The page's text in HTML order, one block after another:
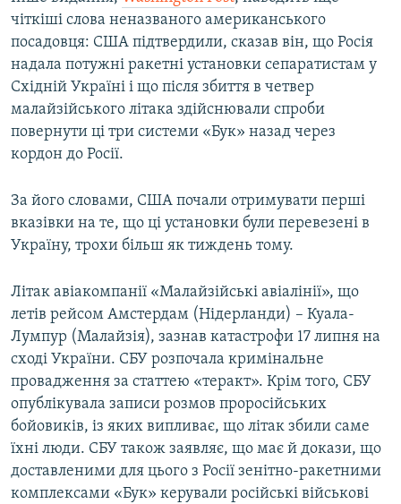
чіткіші слова неназваного американського
посадовця: США підтвердили, сказав він, що Росія
надала потужні ракетні установки сепаратистам у
Східній Україні і що після збиття в четвер
малайзійського літака здійснювали спроби
повернути ці три системи «Бук» назад через
кордон до Росії.
За його словами, США почали отримувати перші
вказівки на те, що ці установки були перевезені в
Україну, трохи більш як тиждень тому.
Літак авіакомпанії «Малайзійські авіалінії», що
летів рейсом Амстердам (Нідерланди) – Куала-
Лумпур (Малайзія), зазнав катастрофи 17 липня на
сході України. СБУ розпочала кримінальне
провадження за статтею «теракт». Крім того, СБУ
опублікувала записи розмов проросійських
бойовиків, із яких випливає, що літак збили саме
їхні люди. СБУ також заявляє, що має й докази, що
доставленими для цього з Росії зенітно-ракетними
комплексами «Бук» керували російські військові